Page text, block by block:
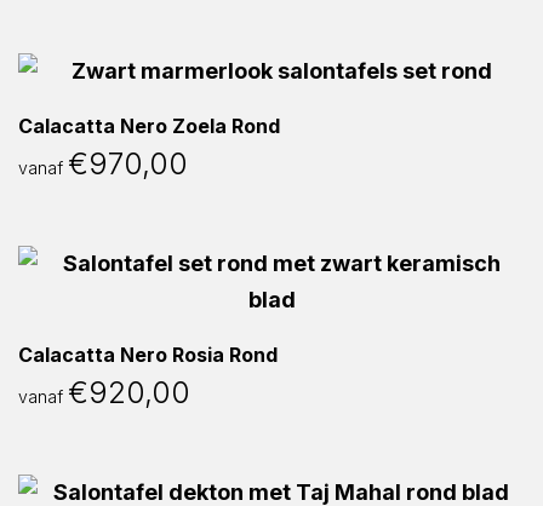
Calacatta Nero Zoela Rond
vanaf €970,00
Calacatta Nero Rosia Rond
vanaf €920,00